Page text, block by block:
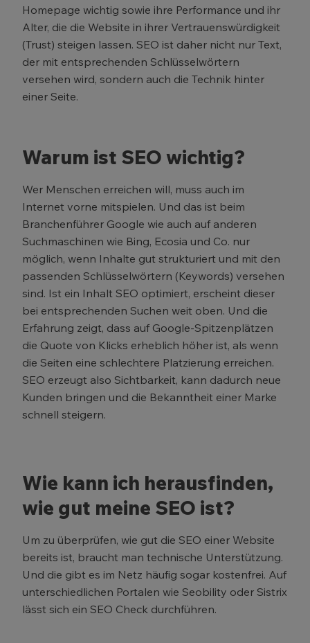
Homepage wichtig sowie ihre Performance und ihr
Alter, die die Website in ihrer Vertrauenswürdigkeit
(Trust) steigen lassen. SEO ist daher nicht nur Text,
der mit entsprechenden Schlüsselwörtern
versehen wird, sondern auch die Technik hinter
einer Seite.
Warum ist SEO wichtig?
Wer Menschen erreichen will, muss auch im
Internet vorne mitspielen. Und das ist beim
Branchenführer Google wie auch auf anderen
Suchmaschinen wie Bing, Ecosia und Co. nur
möglich, wenn Inhalte gut strukturiert und mit den
passenden Schlüsselwörtern (Keywords) versehen
sind. Ist ein Inhalt SEO optimiert, erscheint dieser
bei entsprechenden Suchen weit oben. Und die
Erfahrung zeigt, dass auf Google-Spitzenplätzen
die Quote von Klicks erheblich höher ist, als wenn
die Seiten eine schlechtere Platzierung erreichen.
SEO erzeugt also Sichtbarkeit, kann dadurch neue
Kunden bringen und die Bekanntheit einer Marke
schnell steigern.
Wie kann ich herausfinden,
wie gut meine SEO ist?
Um zu überprüfen, wie gut die SEO einer Website
bereits ist, braucht man technische Unterstützung.
Und die gibt es im Netz häufig sogar kostenfrei. Auf
unterschiedlichen Portalen wie Seobility oder Sistrix
lässt sich ein SEO Check durchführen.